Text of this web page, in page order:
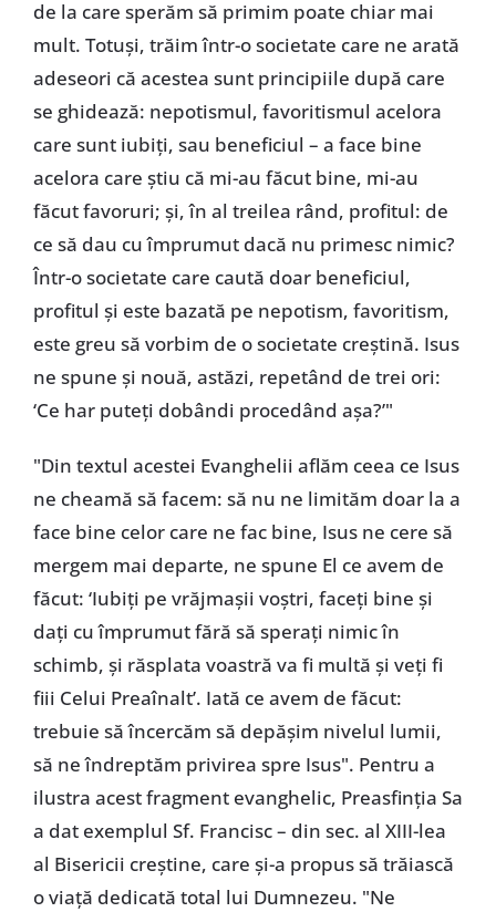
de la care sperăm să primim poate chiar mai
mult. Totuși, trăim într-o societate care ne arată
adeseori că acestea sunt principiile după care
se ghidează: nepotismul, favoritismul acelora
care sunt iubiți, sau beneficiul – a face bine
acelora care știu că mi-au făcut bine, mi-au
făcut favoruri; și, în al treilea rând, profitul: de
ce să dau cu împrumut dacă nu primesc nimic?
Într-o societate care caută doar beneficiul,
profitul și este bazată pe nepotism, favoritism,
este greu să vorbim de o societate creștină. Isus
ne spune și nouă, astăzi, repetând de trei ori:
‘Ce har puteți dobândi procedând așa?’"
"Din textul acestei Evanghelii aflăm ceea ce Isus
ne cheamă să facem: să nu ne limităm doar la a
face bine celor care ne fac bine, Isus ne cere să
mergem mai departe, ne spune El ce avem de
făcut: ‘Iubiți pe vrăjmașii voștri, faceți bine și
dați cu împrumut fără să sperați nimic în
schimb, și răsplata voastră va fi multă și veți fi
fiii Celui Preaînalt’. Iată ce avem de făcut:
trebuie să încercăm să depășim nivelul lumii,
să ne îndreptăm privirea spre Isus". Pentru a
ilustra acest fragment evanghelic, Preasfinția Sa
a dat exemplul Sf. Francisc – din sec. al XIII-lea
al Bisericii creștine, care și-a propus să trăiască
o viață dedicată total lui Dumnezeu. "Ne